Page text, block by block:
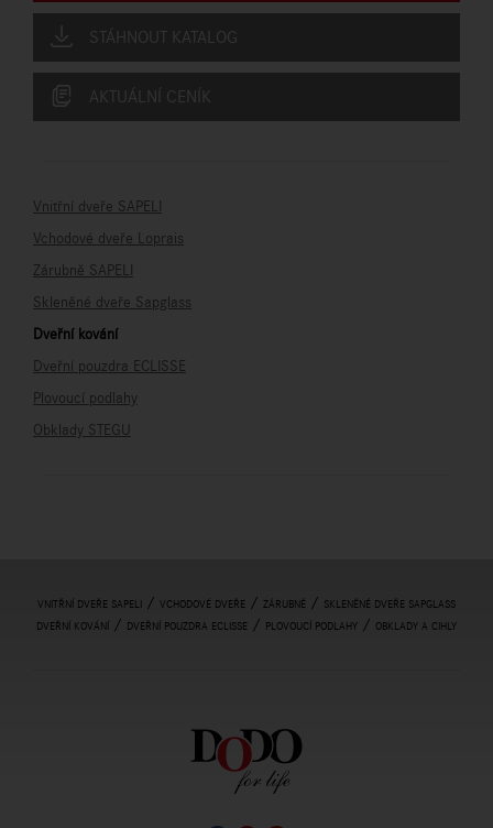
STÁHNOUT KATALOG
AKTUÁLNÍ CENÍK
Vnitřní dveře SAPELI
Vchodové dveře Loprais
Zárubně SAPELI
Skleněné dveře Sapglass
Dveřní kování
Dveřní pouzdra ECLISSE
Plovoucí podlahy
Obklady STEGU
VNITŘNÍ DVEŘE SAPELI / VCHODOVÉ DVEŘE / ZÁRUBNĚ / SKLENĚNÉ DVEŘE SAPGLASS
DVEŘNÍ KOVÁNÍ
/ DVEŘNÍ POUZDRA ECLISSE / PLOVOUCÍ PODLAHY / OBKLADY A CIHLY